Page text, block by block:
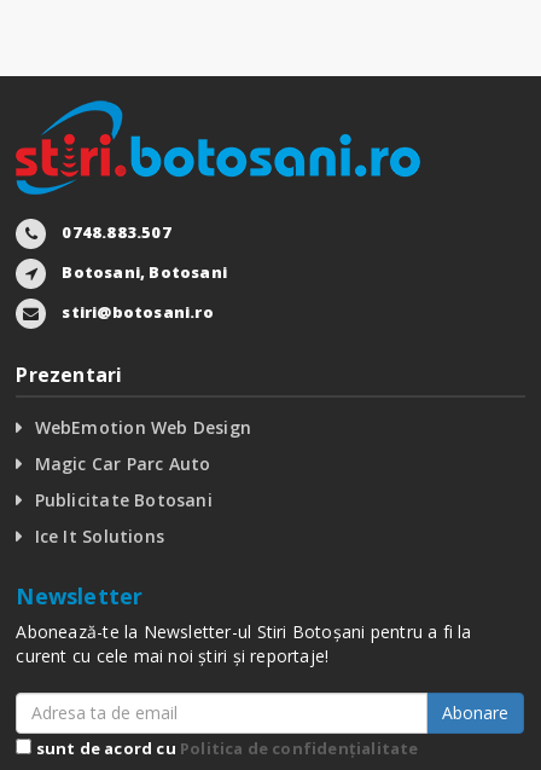
0748.883.507
Botosani, Botosani
stiri@botosani.ro
Prezentari
WebEmotion Web Design
Magic Car Parc Auto
Publicitate Botosani
Ice It Solutions
Newsletter
Abonează-te la Newsletter-ul Stiri Botoșani pentru a fi la
curent cu cele mai noi știri și reportaje!
Abonare
sunt de acord cu Politica de confidențialitate